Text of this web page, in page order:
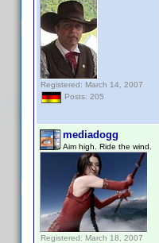
Registered: March 14, 2007
Posts: 205
mediadogg
Aim high. Ride the wind.
Registered: March 18, 2007